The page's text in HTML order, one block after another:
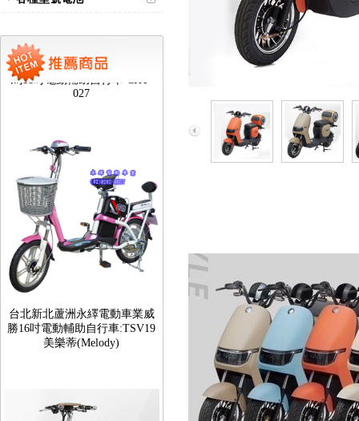
台北新北蘆洲永繹電動車可愛
馬18吋電動輔助自行車 CHT-
027
台北新北蘆洲永繹電動車業威
美樂蒂(Melody)